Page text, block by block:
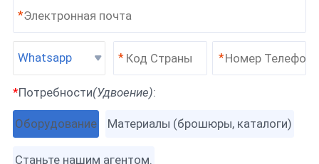
*
Whatsapp * *
*Потребности(Удвоение):
Оборудование Материалы (брошюры, каталоги)
Станьте нашим агентом.